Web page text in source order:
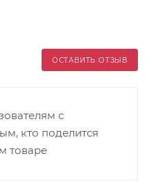
ОСТАВИТЬ ОТЗЫВ
с
кто поделится
товаре